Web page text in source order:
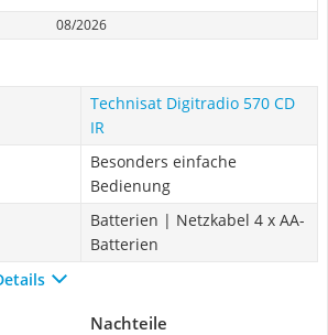
08/2026
Technisat Digitradio 570 CD
IR
Besonders einfache
Bedienung
Batterien | Netzkabel 4 x AA-
Batterien
Nachteile